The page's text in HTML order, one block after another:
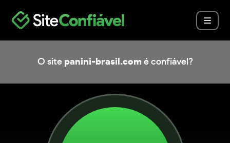
O site panini-brasil.com é confiável?